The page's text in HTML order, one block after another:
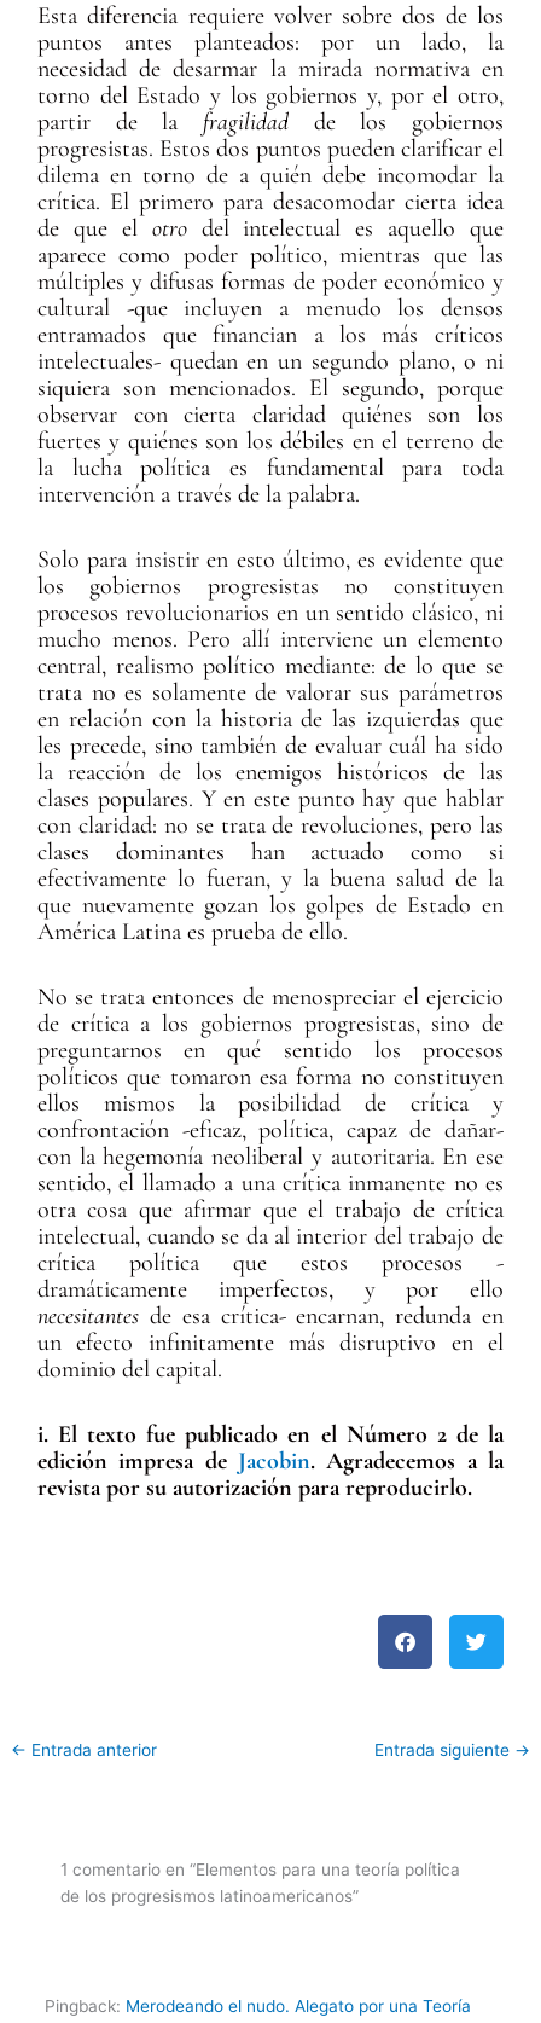
Esta diferencia requiere volver sobre dos de los
puntos antes planteados: por un lado, la
necesidad de desarmar la mirada normativa en
torno del Estado y los gobiernos y, por el otro,
partir de la fragilidad de los gobiernos
progresistas. Estos dos puntos pueden clarificar el
dilema en torno de a quién debe incomodar la
crítica. El primero para desacomodar cierta idea
de que elotro del intelectual es aquello que
aparece como poder político, mientras que las
múltiples y difusas formas de poder económico y
cultural -que incluyen a menudo los densos
entramados que financian a los más críticos
intelectuales- quedan en un segundo plano, o ni
siquiera son mencionados. El segundo, porque
observar con cierta claridad quiénes son los
fuertes y quiénes son los débiles en el terreno de
la lucha política es fundamental para toda
intervención a través de la palabra.
Solo para insistir en esto último, es evidente que
los gobiernos progresistas no constituyen
procesos revolucionarios en un sentido clásico, ni
mucho menos. Pero allí interviene un elemento
central, realismo político mediante: de lo que se
trata no es solamente de valorar sus parámetros
en relación con la historia de las izquierdas que
les precede, sino también de evaluar cuál ha sido
la reacción de los enemigos históricos de las
clases populares. Y en este punto hay que hablar
con claridad: no se trata de revoluciones, pero las
clases dominantes han actuado como si
efectivamente lo fueran, y la buena salud de la
que nuevamente gozan los golpes de Estado en
América Latina es prueba de ello.
No se trata entonces de menospreciar el ejercicio
de crítica a los gobiernos progresistas, sino de
preguntarnos en qué sentido los procesos
políticos que tomaron esa forma no constituyen
ellos mismos la posibilidad de crítica y
confrontación -eficaz, política, capaz de dañar-
con la hegemonía neoliberal y autoritaria. En ese
sentido, el llamado a una crítica inmanente no es
otra cosa que afirmar que el trabajo de crítica
intelectual, cuando se da al interior del trabajo de
crítica política que estos procesos -
dramáticamente imperfectos, y por ello
necesitantes de esa crítica- encarnan, redunda en
un efecto infinitamente más disruptivo en el
dominio del capital.
i. El texto fue publicado en el Número 2 de la
edición impresa de Jacobin. Agradecemos a la
revista por su autorización para reproducirlo.
← Entrada anterior Entrada siguiente →
1 comentario en “Elementos para una teoría política
de los progresismos latinoamericanos”
Pingback: Merodeando el nudo. Alegato por una Teoría